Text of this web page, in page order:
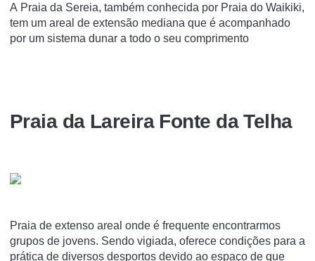
A Praia da Sereia, também conhecida por Praia do Waikiki,
tem um areal de extensão mediana que é acompanhado
por um sistema dunar a todo o seu comprimento
Praia da Lareira Fonte da Telha
Praia de extenso areal onde é frequente encontrarmos
grupos de jovens. Sendo vigiada, oferece condições para a
prática de diversos desportos devido ao espaço de que